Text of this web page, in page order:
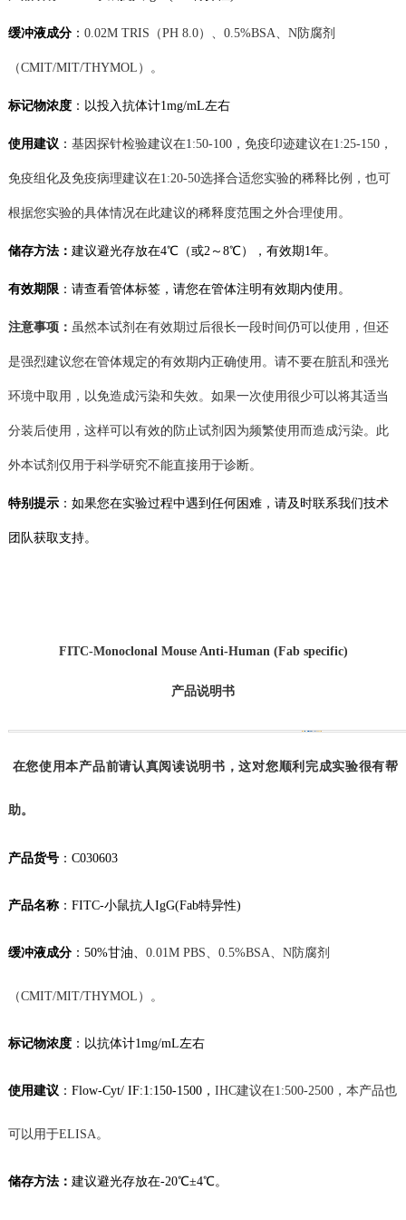
缓冲液成分： 0.02M TRIS（PH 8.0） 0.5%BSA N防腐剂
（CMIT/MIT/THYMOL）。
标记物浓度： 以投入 抗体计1mg/mL左右
使用建议 ： 基因探针检验建议在1:50-100， 免疫印迹建议在1 :25-150，
免疫组化及免疫病理建议在1:20-50选择合适您实验的稀释比例，也可
根据您实验的具体情况在此建议的稀释度范围之外合理使用。
储存方法： 建议避光存放在4℃（或2～8℃），有效期1年。
有效期限 ： 请查看管体标签， 请您在管体注明有效期内使用。
注意事项： 虽然本试剂在有效期过后很长一段时间仍可以使用，但还
是强烈建议您在管体规定的有效期内正确使用。请不要在脏乱和强光
环境中取用，以免造成污染和失效。如果一次使用很少可以将其适当
分装后使用，这样可以有效的防止试剂 因为频繁使用而造成污染。 此
外本试剂仅用于科学研究不能直接用于诊断。
特别提示：如果您在实验过程中遇到任何困难，请及时联系我们技术
团队获取支持。
FITC-Monoclonal Mouse Anti-Human (Fab specific)
产品说明书
在您使用本产品前请认真阅读说明书，这对您顺利完成实验很有帮
助。
产品货号： C030603
产品名称： FITC-小鼠抗人IgG(Fab特异性)
缓冲液成分：50%甘油、 0.01M PBS、 0.5%BSA、N防腐剂
（CMIT/MIT/THYMOL）。
标记物浓度： 以抗体计1mg/mL左右
使用建议 ： Flow-Cyt/ IF:1:150-1500， IHC建议在1:500-2500， 本产品也
可以用于ELISA。
储存方法： 建议避光存放在-20℃±4℃。